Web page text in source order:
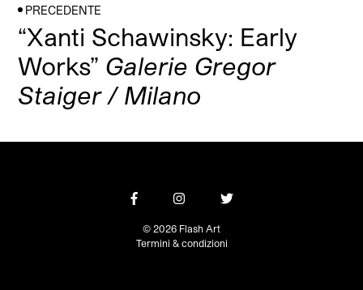
PRECEDENTE
“Xanti Schawinsky: Early
Works” Galerie Gregor
Staiger / Milano
© 2026 Flash Art
Termini & condizioni